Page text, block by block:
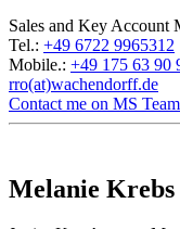
Sales and Key Account
Tel.: +49 6722 9965312
Mobile.: +49 175 63 90
rro(at)wachendorff.de
Contact me on MS
Melanie Krebs